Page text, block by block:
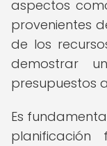
aspectos
provenientes
de los
demostrar
presupuestos
Es
planificación